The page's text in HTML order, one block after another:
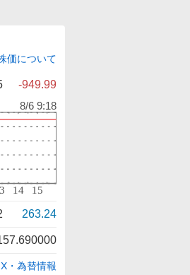
価について
-949.99
263.24
・為替情報